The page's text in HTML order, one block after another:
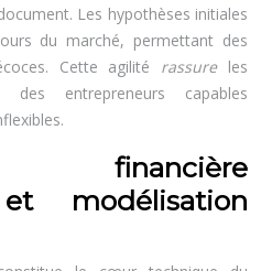
Les hypothèses initiales
du marché, permettant des
Cette agilité rassure les
des entrepreneurs capables
financière
modélisation